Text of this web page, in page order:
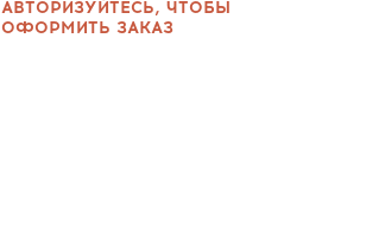
АВТОРИЗУЙТЕСЬ, ЧТОБЫ
ОФОРМИТЬ ЗАКАЗ